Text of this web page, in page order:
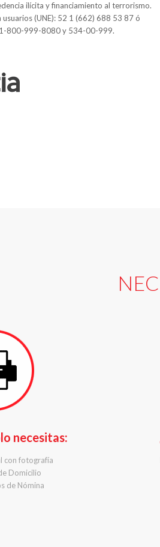
ilícita y financiamiento al terrorismo.
(UNE): 52 1 (662) 688 53 87 ó
800-999-8080 y 534-00-999.
necesitas:
con fotografía
Domicilio
de Nómina